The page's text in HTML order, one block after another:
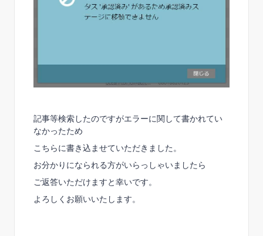
記事等検索したのですがエラーに関して書かれてい
なかったため
こちらに書き込ませていただきました。
お分かりになられる方がいらっしゃいましたら
ご返答いただけますと幸いです。
よろしくお願いいたします。